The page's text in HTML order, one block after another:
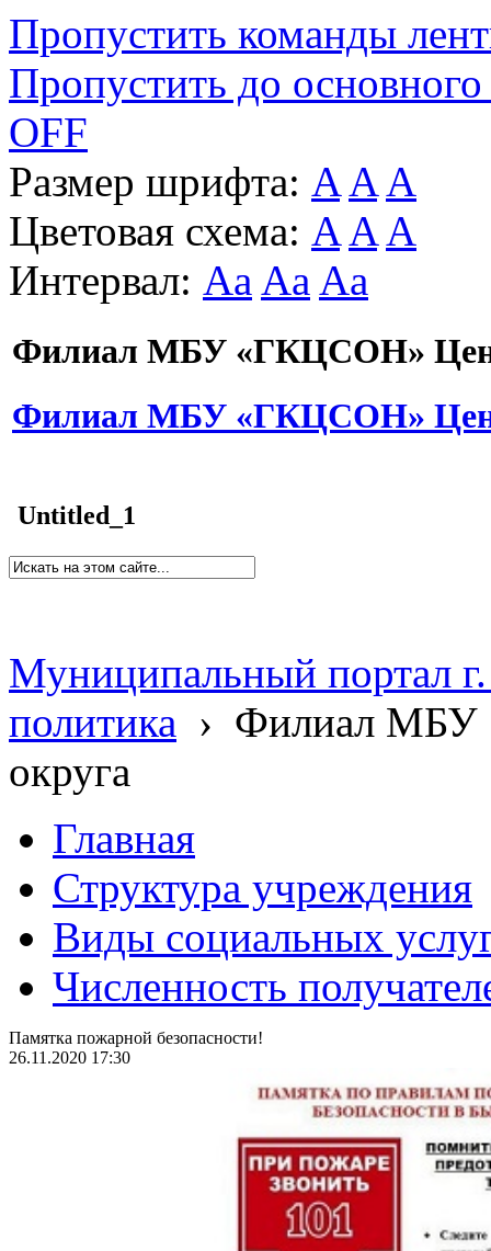
Пропустить команды
Пропустить до основного
OFF
Размер шрифта: A A A
Цветовая схема: A A A
Интервал: Aa Aa Aa
Филиал МБУ «ГКЦСОН»
Филиал МБУ «ГКЦСОН»
Untitled_1
Муниципальный портал
политика › Филиал МБУ
округа
Главная
Структура учреждения
Виды социальных
Численность
Памятка пожарной безопасности!
26.11.2020 17:30